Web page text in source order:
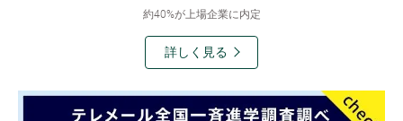
約40%が上場企業に内定
詳しく見る